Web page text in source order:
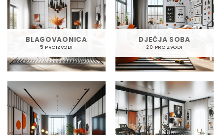
BLAGOVAONICA
5 PROIZVODI
DJEČJA SOBA
20 PROIZVODI